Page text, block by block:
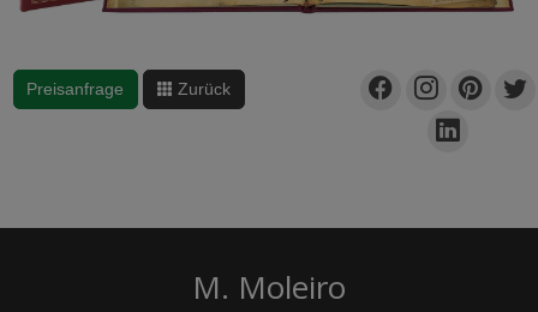
Preisanfrage Zurück
M. Moleiro